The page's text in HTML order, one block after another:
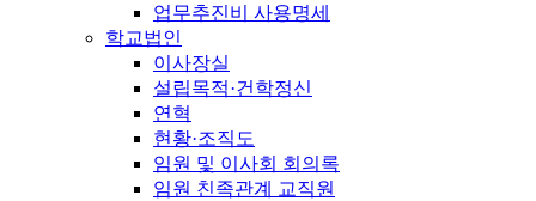
업무추진비 사용명세
학교법인
이사장실
설립목적·건학정신
연혁
현황·조직도
임원 및 이사회 회의록
임원 친족관계 교직원